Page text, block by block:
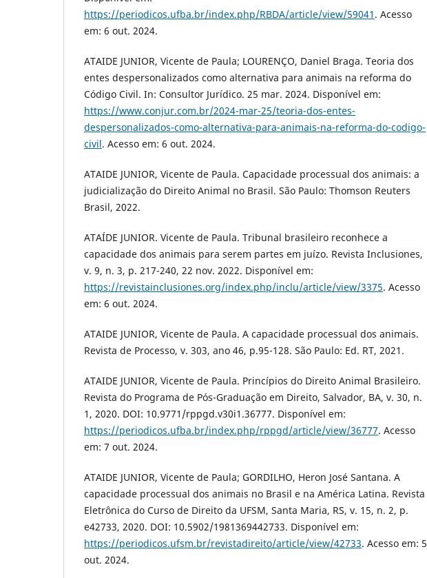
https://periodicos.ufba.br/index.php/RBDA/article/view/59041 . Acesso
em: 6 out. 2024.
ATAIDE JUNIOR, Vicente de Paula; LOURENÇO, Daniel Braga. Teoria dos
entes despersonalizados como alternativa para animais na reforma do
Código Civil. In: Consultor Jurídico. 25 mar. 2024. Disponível em:
https://www.conjur.com.br/2024-mar-25/teoria-dos-entes-
despersonalizados-como-alternativa-para-animais-na-reforma-do-codigo-
civil. Acesso em: 6 out. 2024.
ATAIDE JUNIOR, Vicente de Paula. Capacidade processual dos animais: a
judicialização do Direito Animal no Brasil. São Paulo: Thomson Reuters
Brasil, 2022.
ATAÍDE JUNIOR. Vicente de Paula. Tribunal brasileiro reconhece a
capacidade dos animais para serem partes em juízo. Revista Inclusiones,
v. 9, n. 3, p. 217-240, 22 nov. 2022. Disponível em:
https://revistainclusiones.org/index.php/inclu/article/view/3375. Acesso
em: 6 out. 2024.
ATAIDE JUNIOR, Vicente de Paula. A capacidade processual dos animais.
Revista de Processo, v. 303, ano 46, p.95-128. São Paulo: Ed. RT, 2021.
ATAIDE JUNIOR, Vicente de Paula. Princípios do Direito Animal Brasileiro.
Revista do Programa de Pós-Graduação em Direito, Salvador, BA, v. 30, n.
1, 2020. DOI: 10.9771/rppgd.v30i1.36777. Disponível em:
https://periodicos.ufba.br/index.php/rppgd/article/view/36777. Acesso
em: 7 out. 2024.
ATAIDE JUNIOR, Vicente de Paula; GORDILHO, Heron José Santana. A
capacidade processual dos animais no Brasil e na América Latina. Revista
Eletrônica do Curso de Direito da UFSM, Santa Maria, RS, v. 15, n. 2, p.
e42733, 2020. DOI: 10.5902/1981369442733. Disponível em:
https://periodicos.ufsm.br/revistadireito/article/view/42733. Acesso em: 5
out. 2024.